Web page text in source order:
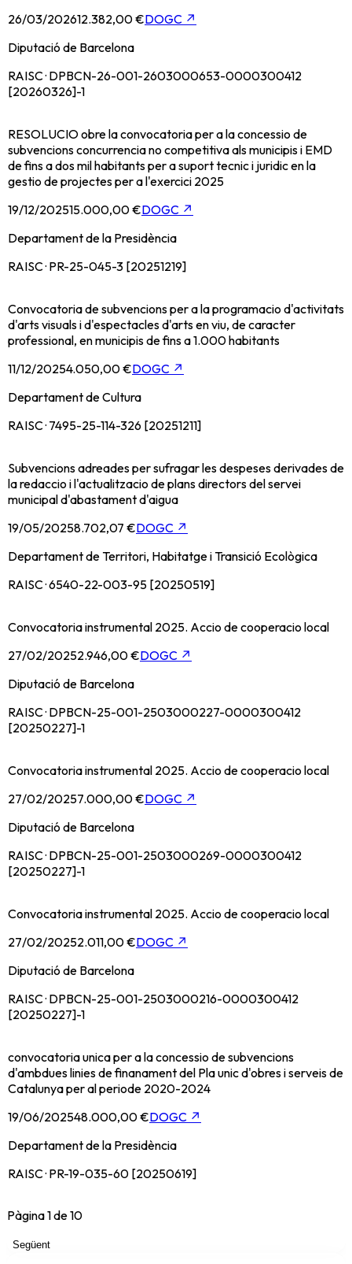
26/03/202612.382,00 €DOGC ↗
Diputació de Barcelona
RAISC · DPBCN-26-001-2603000653-0000300412
[20260326]-1
RESOLUCIO obre la convocatoria per a la concessio de
subvencions concurrencia no competitiva als municipis i EMD
de fins a dos mil habitants per a suport tecnic i juridic en la
gestio de projectes per a l'exercici 2025
19/12/202515.000,00 €DOGC ↗
Departament de la Presidència
RAISC · PR-25-045-3 [20251219]
Convocatoria de subvencions per a la programacio d'activitats
d'arts visuals i d'espectacles d'arts en viu, de caracter
professional, en municipis de fins a 1.000 habitants
11/12/20254.050,00 €DOGC ↗
Departament de Cultura
RAISC · 7495-25-114-326 [20251211]
Subvencions adreades per sufragar les despeses derivades de
la redaccio i l'actualitzacio de plans directors del servei
municipal d'abastament d'aigua
19/05/20258.702,07 €DOGC ↗
Departament de Territori, Habitatge i Transició Ecològica
RAISC · 6540-22-003-95 [20250519]
Convocatoria instrumental 2025. Accio de cooperacio local
27/02/20252.946,00 €DOGC ↗
Diputació de Barcelona
RAISC · DPBCN-25-001-2503000227-0000300412
[20250227]-1
Convocatoria instrumental 2025. Accio de cooperacio local
27/02/20257.000,00 €DOGC ↗
Diputació de Barcelona
RAISC · DPBCN-25-001-2503000269-0000300412
[20250227]-1
Convocatoria instrumental 2025. Accio de cooperacio local
27/02/20252.011,00 €DOGC ↗
Diputació de Barcelona
RAISC · DPBCN-25-001-2503000216-0000300412
[20250227]-1
convocatoria unica per a la concessio de subvencions
d'ambdues linies de finanament del Pla unic d'obres i serveis de
Catalunya per al periode 2020-2024
19/06/202548.000,00 €DOGC ↗
Departament de la Presidència
RAISC · PR-19-035-60 [20250619]
Pàgina1de10
Següent